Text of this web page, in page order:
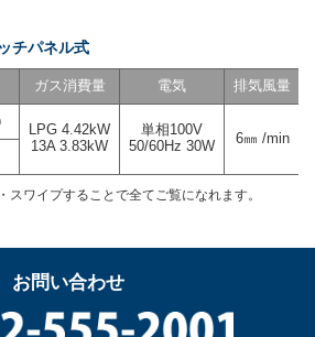
チパネル式
ガス消費量 電気 排気風量
LPG 4.42kW
13A 3.83kW
単相100V
50/60Hz 30W
6㎜ /min
ワイプすることで全てご覧になれます。
お問い合わせ